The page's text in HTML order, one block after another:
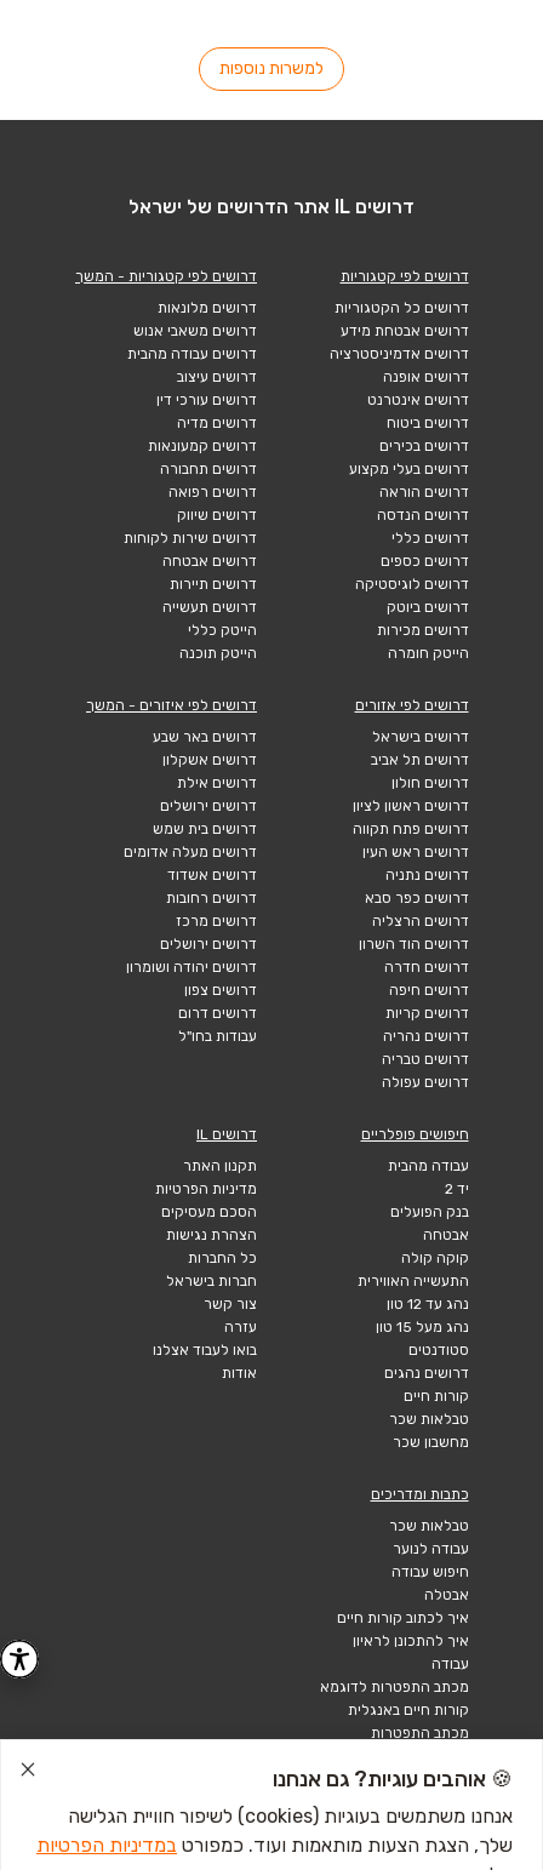
למשרות נוספות
דרושים IL אתר הדרושים של ישראל
דרושים לפי קטגוריות
דרושים כל הקטגוריות
דרושים אבטחת מידע
דרושים אדמיניסטרציה
דרושים אופנה
דרושים אינטרנט
דרושים ביטוח
דרושים בכירים
דרושים בעלי מקצוע
דרושים הוראה
דרושים הנדסה
דרושים כללי
דרושים כספים
דרושים לוגיסטיקה
דרושים ביוטק
דרושים מכירות
הייטק חומרה
דרושים לפי קטגוריות - המשך
דרושים מלונאות
דרושים משאבי אנוש
דרושים עבודה מהבית
דרושים עיצוב
דרושים עורכי דין
דרושים מדיה
דרושים קמעונאות
דרושים תחבורה
דרושים רפואה
דרושים שיווק
דרושים שירות לקוחות
דרושים אבטחה
דרושים תיירות
דרושים תעשייה
הייטק כללי
הייטק תוכנה
דרושים לפי אזורים
דרושים בישראל
דרושים תל אביב
דרושים חולון
דרושים ראשון לציון
דרושים פתח תקווה
דרושים ראש העין
דרושים נתניה
דרושים כפר סבא
דרושים הרצליה
דרושים הוד השרון
דרושים חדרה
דרושים חיפה
דרושים קריות
דרושים נהריה
דרושים טבריה
דרושים עפולה
דרושים לפי איזורים - המשך
דרושים באר שבע
דרושים אשקלון
דרושים אילת
דרושים ירושלים
דרושים בית שמש
דרושים מעלה אדומים
דרושים אשדוד
דרושים רחובות
דרושים מרכז
דרושים ירושלים
דרושים יהודה ושומרון
דרושים צפון
דרושים דרום
עבודות בחו"ל
חיפושים פופלריים
עבודה מהבית
יד 2
בנק הפועלים
אבטחה
קוקה קולה
התעשייה האווירית
נהג עד 12 טון
נהג מעל 15 טון
סטודנטים
דרושים נהגים
קורות חיים
טבלאות שכר
מחשבון שכר
דרושים IL
תקנון האתר
מדיניות הפרטיות
הסכם מעסיקים
הצהרת נגישות
כל החברות
חברות בישראל
צור קשר
עזרה
בואו לעבוד אצלנו
אודות
כתבות ומדריכים
טבלאות שכר
עבודה לנוער
חיפוש עבודה
אבטלה
איך לכתוב קורות חיים
איך להתכונן לראיון
עבודה
מכתב התפטרות לדוגמא
קורות חיים באנגלית
מכתב התפטרות
🍪 אוהבים עוגיות? גם אנחנו
אנחנו משתמשים בעוגיות (cookies) לשיפור חוויית הגלישה
שלך, הצגת הצעות מותאמות ועוד. כמפורט במדיניות הפרטיות